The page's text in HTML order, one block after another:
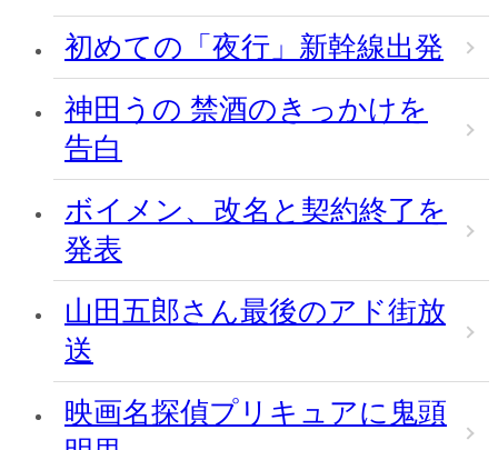
初めての「夜行」新幹線出発
神田うの 禁酒のきっかけを
告白
ボイメン、改名と契約終了を
発表
山田五郎さん最後のアド街放
送
映画名探偵プリキュアに鬼頭